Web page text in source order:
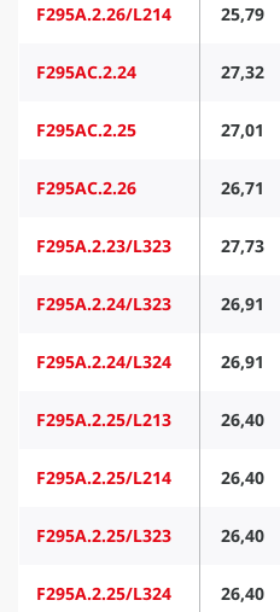
F295A.2.26/L214 25,79
F295AC.2.24 27,32
F295AC.2.25 27,01
F295AC.2.26 26,71
F295A.2.23/L323 27,73
F295A.2.24/L323 26,91
F295A.2.24/L324 26,91
F295A.2.25/L213 26,40
F295A.2.25/L214 26,40
F295A.2.25/L323 26,40
F295A.2.25/L324 26,40